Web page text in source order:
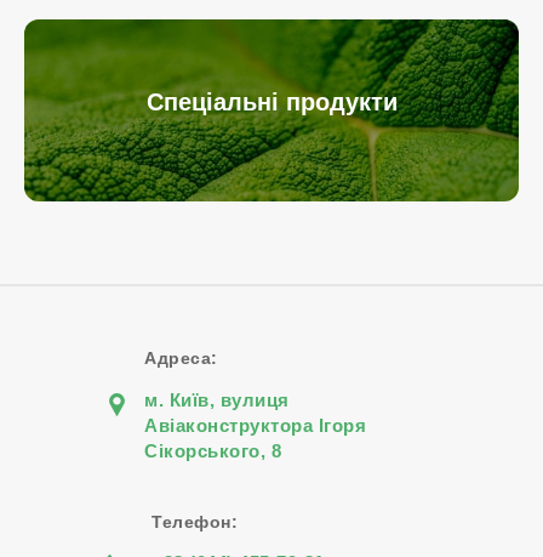
Спеціальні продукти
Адреса:
м. Київ, вулиця
Авіаконструктора Iгоря
Сiкорського, 8
Телефон: